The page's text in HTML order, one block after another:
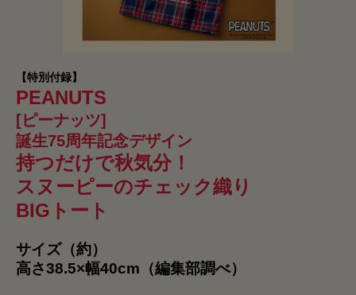
【特別付録】
PEANUTS
[ピーナッツ]
誕生75周年記念デザイン
持つだけで秋気分！
スヌーピーのチェック織り
BIGトート
サイズ（約）
高さ38.5×幅40cm（編集部調べ）